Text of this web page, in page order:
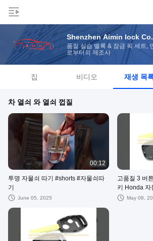
Shenzhen Aimin lock
품질 실습 밸록 & 잠금 픽 세트,
로부터의 제조사
집 비디오 재생 목
차 열쇠 와 열쇠 껍질
00:12
투명 자물쇠 따기 #shorts #자물쇠따
기
June 05, 2025
고품질 3 버
키 Honda 자
커버May 08,